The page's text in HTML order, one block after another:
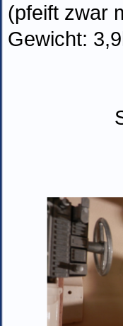
(pfeift zwar
Gewicht: